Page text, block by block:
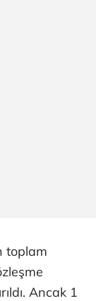
toplam
Ancak 1